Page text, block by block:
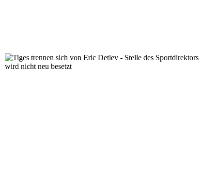
Tiges trennen sich von Eric Detlev - Stelle des